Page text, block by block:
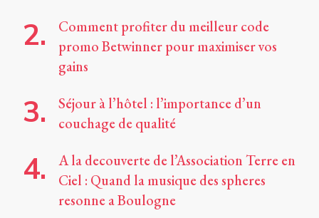
Comment profiter du meilleur code
promo Betwinner pour maximiser vos
gains
Séjour à l’hôtel : l’importance d’un
couchage de qualité
A la decouverte de l’Association Terre en
Ciel : Quand la musique des spheres
resonne a Boulogne